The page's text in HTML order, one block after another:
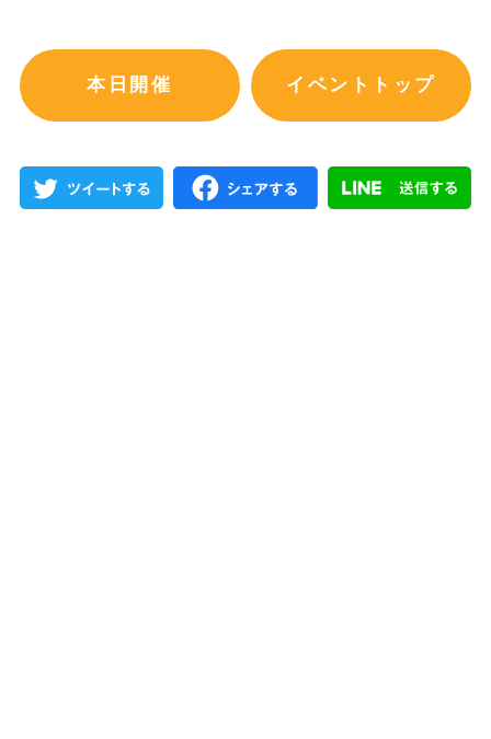
本日開催 イベントトップ